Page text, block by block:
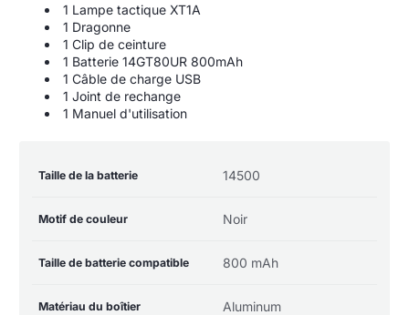
1 Lampe tactique XT1A
1 Dragonne
1 Clip de ceinture
1 Batterie 14GT80UR 800mAh
1 Câble de charge USB
1 Joint de rechange
1 Manuel d'utilisation
des
du
spécificationspécification
Taille de la batterie 14500
Motif de couleur Noir
Taille de batterie compatible 800 mAh
Matériau du boîtier Aluminum